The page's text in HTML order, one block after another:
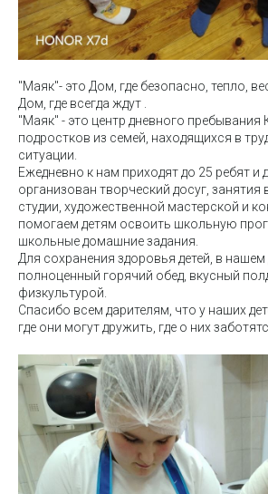
"Маяк"- это Дом, где безопасно, тепло,
Дом, где всегда ждут .
"Маяк" - это центр дневного пребывания
подростков из семей, находящихся в
ситуации.
Ежедневно к нам приходят до 25 ребят и
организован творческий досуг, занятия
студии, художественной мастерской и
помогаем детям освоить школьную
школьные домашние задания.
Для сохранения здоровья детей, в
полноценный горячий обед, вкусный
физкультурой.
Спасибо всем дарителям, что у наших
где они могут дружить, где о них